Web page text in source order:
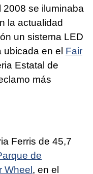
se iluminaba
la actualidad
un sistema LED
ubicada en el Fair
Estatal de
más
Ferris de 45,7
de
Wheel, en el